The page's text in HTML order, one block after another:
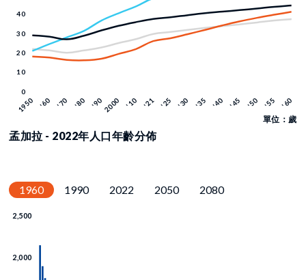
單位：歲
孟加拉 - 2022年人口年齡分佈
1960 1990 2022 2050 2080